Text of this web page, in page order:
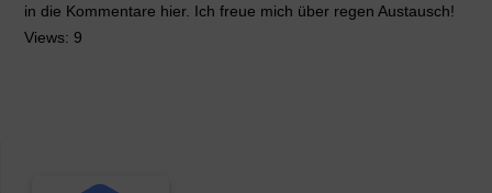
in die Kommentare hier. Ich freue mich über regen Austausch!
Views: 9